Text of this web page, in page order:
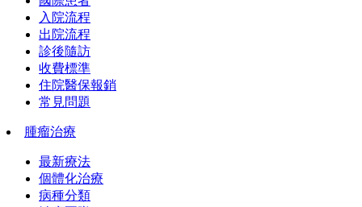
入院流程
出院流程
診後隨訪
收費標準
住院醫保報銷
常見問題
腫瘤治療
最新療法
個體化治療
病種分類